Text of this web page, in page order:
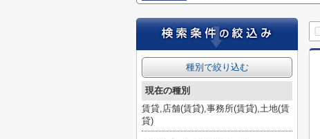
種別で絞り込む
現在の種別
賃貸,店舗(賃貸),事務所(賃貸),土地(賃
貸)